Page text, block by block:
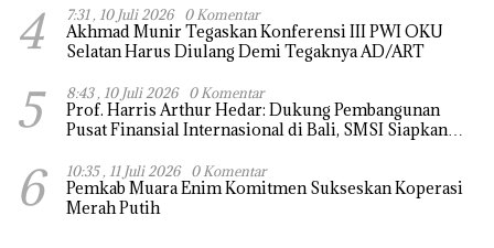
4 7:31 , 10 Juli 2026 0 Komentar
Akhmad Munir Tegaskan Konferensi III PWI OKU
Selatan Harus Diulang Demi Tegaknya AD/ART
5 8:43 , 10 Juli 2026 0 Komentar
Prof. Harris Arthur Hedar: Dukung Pembangunan
Pusat Finansial Internasional di Bali, SMSI Siapkan
6 10:35 , 11 Juli 2026 0 Komentar
Pemkab Muara Enim Komitmen Sukseskan Koperasi
Merah Putih